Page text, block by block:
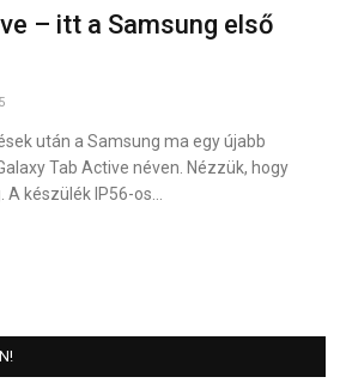
– itt a Samsung első
után a Samsung ma egy újabb
Tab Active néven. Nézzük, hogy
készülék IP56-os…